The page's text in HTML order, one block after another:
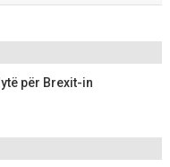
për Brexit-in